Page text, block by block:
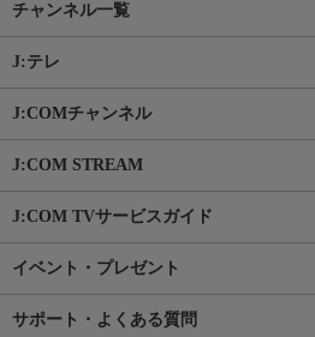
チャンネル一覧
J:テレ
J:COMチャンネル
J:COM STREAM
J:COM TVサービスガイド
イベント・プレゼント
サポート・よくある質問